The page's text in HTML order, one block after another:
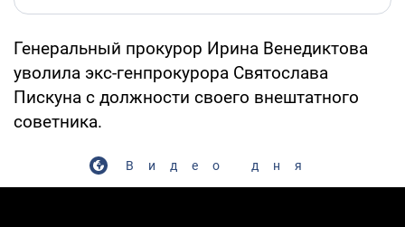
Генеральный прокурор Ирина Венедиктова
уволила экс-генпрокурора Святослава
Пискуна с должности своего внештатного
советника.
Видео дня